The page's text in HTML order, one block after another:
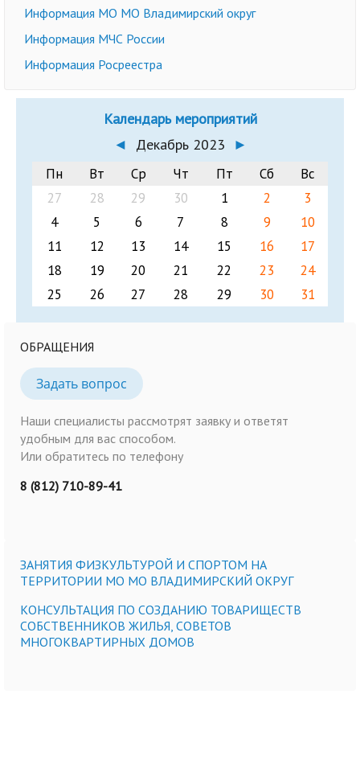
Информация МО МО Владимирский округ
Информация МЧС России
Информация Росреестра
Календарь мероприятий
◄
Декабрь 2023 ►
Пн Вт Ср Чт Пт Сб
Вс
27
28 29 30 1 2
3
4
5 6 7 8 9
10
11
12 13 14 15 16
17
18
19 20 21 22 23
24
25
26 27 28 29 30 31
ОБРАЩЕНИЯ
Задать вопрос
Наши специалисты рассмотрят заявку и ответят
удобным для вас способом.
Или обратитесь по телефону
8 (812) 710-89-41
ЗАНЯТИЯ ФИЗКУЛЬТУРОЙ И СПОРТОМ НА
ТЕРРИТОРИИ МО МО ВЛАДИМИРСКИЙ ОКРУГ
КОНСУЛЬТАЦИЯ ПО СОЗДАНИЮ ТОВАРИЩЕСТВ
СОБСТВЕННИКОВ ЖИЛЬЯ, СОВЕТОВ
МНОГОКВАРТИРНЫХ ДОМОВ